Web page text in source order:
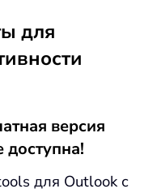
для
версия
для Outlook с